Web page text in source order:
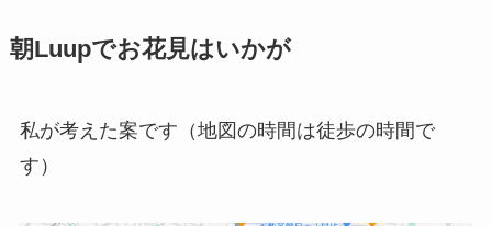
朝Luupでお花見はいかが
私が考えた案です（地図の時間は徒歩の時間で
す）